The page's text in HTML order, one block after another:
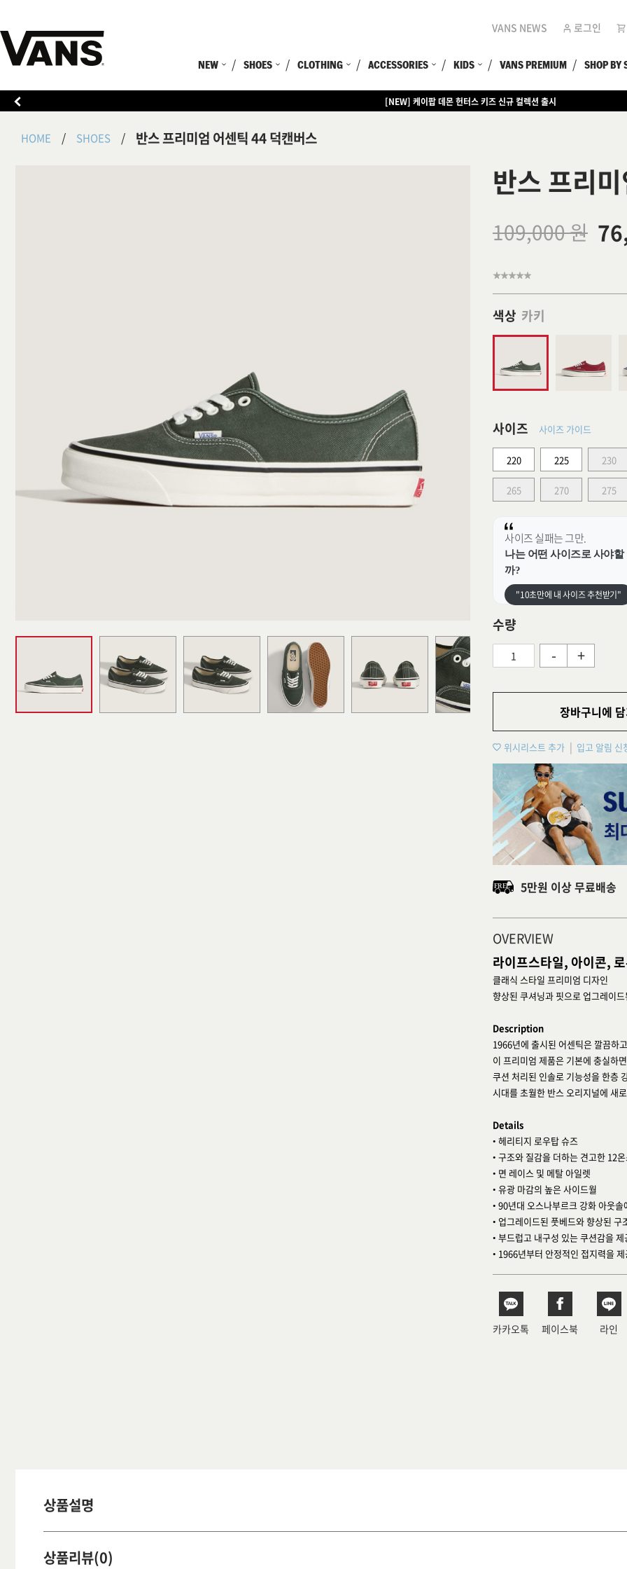
VANS NEWS 로그인
NEW SHOES CLOTHING ACCESSORIES KIDS VANS PREMIUM SHOP BY
[NEW] 케이팝 데몬 헌터스 키즈 신규 컬렉션 출시
[EVENT] 15만원 이상 구매 시 쿨러백 증정
HOME SHOES 반스 프리미엄 어센틱 44 덕캔버스
반스 프리
109,000 원
색상 카키
사이즈 사이즈 가이드
220 225 230
265 270 275
사이즈 실패는 그만.
나는 어떤 사이즈로 사야할
까?
"10초만에 내 사이즈 추천받기"
수량
- +
장바구니에
위시리스트 추가 입고 알림 신
5만원 이상 무료배송
OVERVIEW
라이프스타일, 아이콘,
클래식 스타일 프리미엄 디자인
향상된 쿠셔닝과 핏으로 업그레이
Description
1966년에 출시된 어센틱은 깔끔하
이 프리미엄 제품은 기본에 충실하
쿠션 처리된 인솔로 기능성을 한층
시대를 초월한 반스 오리지널에 새
Details
• 헤리티지 로우탑 슈즈
• 구조와 질감을 더하는 견고한 12
• 면 레이스 및 메탈 아일렛
• 유광 마감의 높은 사이드월
• 90년대 오스나부르크 강화 아웃
• 업그레이드된 풋베드와 향상된 구
• 부드럽고 내구성 있는 쿠션감을
• 1966년부터 안정적인 접지력을
카카오톡 페이스북 라인
상품설명
상품리뷰(0)